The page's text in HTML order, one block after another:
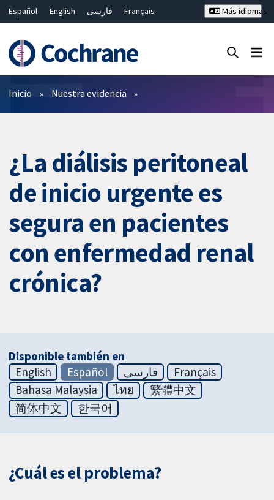
Español English فارسی
Français
Bahasa Malaysia
ไทย 繁體中文
Más idiomas
Filtros
Inicio Nuestra evidencia
¿La diálisis peritoneal
de inicio urgente es
segura en pacientes
con enfermedad renal
crónica?
Disponible también en
English
Español فارسی
Français
Bahasa Malaysia
ไทย
繁體中文
简体中文
한국어
¿Cuál es el problema?